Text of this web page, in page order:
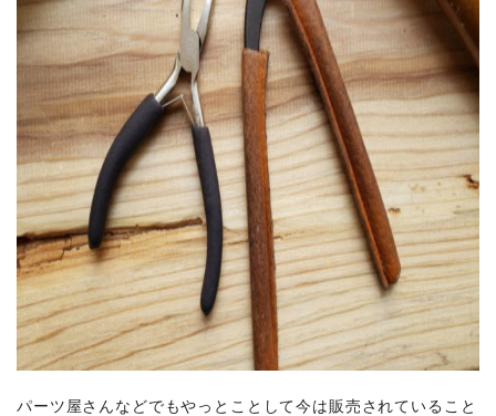
パーツ屋さんなどでもやっとことして今は販売されていること